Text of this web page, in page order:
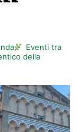
Eventi tra
della